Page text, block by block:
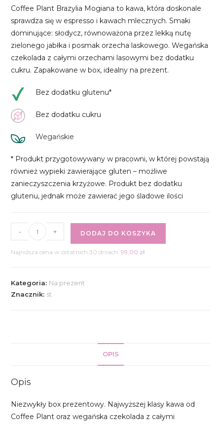
Coffee Plant Brazylia Mogiana to kawa, która doskonale
sprawdza się w espresso i kawach mlecznych. Smaki
dominujące: słodycz, równoważona przez lekką nutę
zielonego jabłka i posmak orzecha laskowego. Wegańska
czekolada z całymi orzechami lasowymi bez dodatku
cukru. Zapakowane w box, idealny na prezent.
Bez dodatku glutenu*
Bez dodatku cukru
Wegańskie
* Produkt przygotowywany w pracowni, w której powstają
również wypieki zawierające gluten – możliwe
zanieczyszczenia krzyżowe. Produkt bez dodatku
glutenu, jednak może zawierać jego śladowe ilości
Box
prezentowy
czekolada
- + DODAJ DO KOSZYKA
Najniższa cena w ostatnich 30 dniach:99,00 zł
Kategoria: Na prezent
Znacznik: st
OPIS
Opis
Niezwykły box prezentowy. Najwyższej klasy kawa od
Coffee Plant oraz wegańska czekolada z całymi